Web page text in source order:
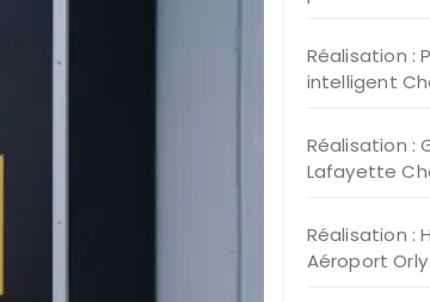
Réalisation :
intelligent
Réalisation :
Lafayette
Réalisation :
Aéroport Orly